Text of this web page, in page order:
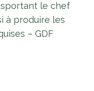
le chef
à produire les
– GDF